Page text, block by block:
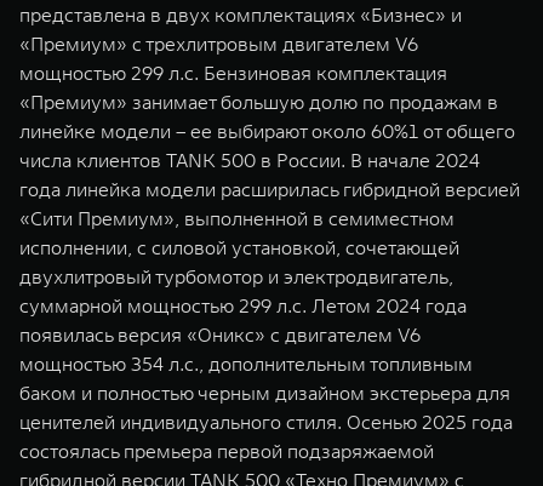
WEY 80
Масштаб возможностей
от 6 449 000 ₽
WEY 80
от 8 099
представлена в двух комплектациях «Бизнес» и
«Премиум» с трехлитровым двигателем V6
мощностью 299 л.с. Бензиновая комплектация
«Премиум» занимает большую долю по продажам в
линейке модели – ее выбирают около 60%1 от общего
числа клиентов TANK 500 в России. В начале 2024
года линейка модели расширилась гибридной версией
«Сити Премиум», выполненной в семиместном
исполнении, с силовой установкой, сочетающей
двухлитровый турбомотор и электродвигатель,
суммарной мощностью 299 л.с. Летом 2024 года
появилась версия «Оникс» с двигателем V6
мощностью 354 л.с., дополнительным топливным
баком и полностью черным дизайном экстерьера для
ценителей индивидуального стиля. Осенью 2025 года
состоялась премьера первой подзаряжаемой
гибридной версии TANK 500 «Техно Премиум» с